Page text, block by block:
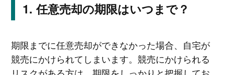
任意売却の期限はいつまで？
期限までに任意売却ができなかった場合、自宅が
競売にかけられてしまいます。競売にかけられる